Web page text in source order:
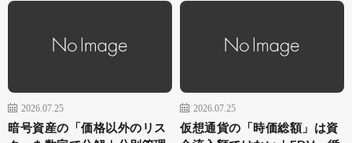
2026.07.25
暗号資産の「価格以外のリス
2026.07.25
仮想通貨の「時価総額」は資